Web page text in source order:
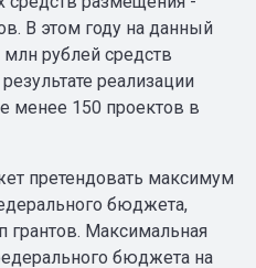
В этом году на данный
рублей средств
реализации
менее 150 проектов в
претендовать максимум
бюджета,
грантов. Максимальная
бюджета на